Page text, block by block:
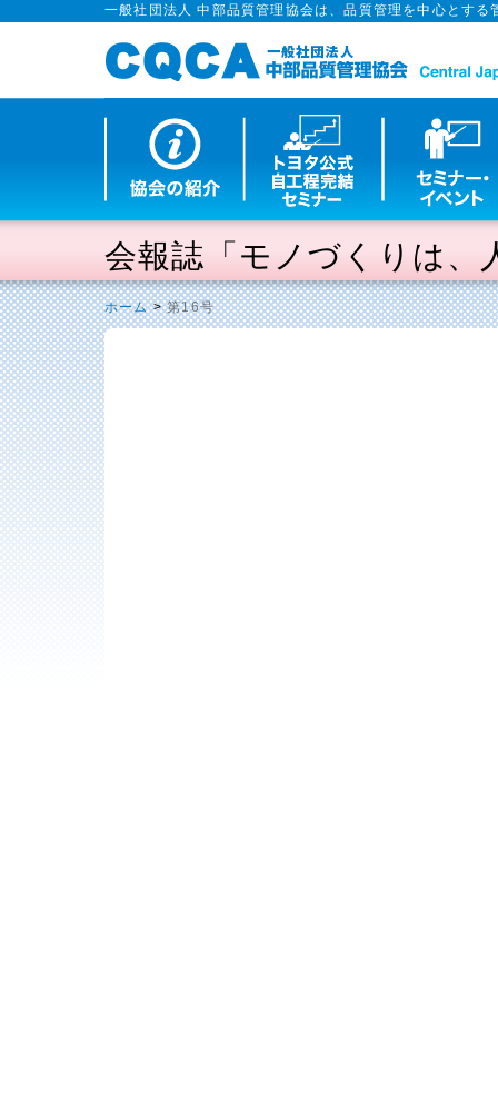
一般社団法人 中部品質管理協会は、品質管理を中心とす
会報誌「モノづくりは、
ホーム>第16号